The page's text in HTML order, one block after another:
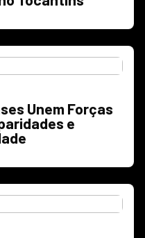
Unem Forças
e